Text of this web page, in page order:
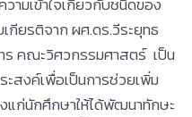
กียรติจาก ผศ.ดร.วีระยุทธ
คณะวิศวกรรมศาสตร์ เป็น
สงค์เพื่อเป็นการช่วยเพิ่ม
แก่นักศึกษาให้ได้พัฒนาทักษะ